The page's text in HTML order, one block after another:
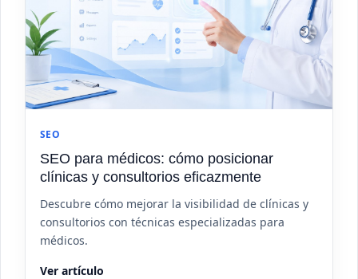
SEO
SEO para médicos: cómo posicionar
clínicas y consultorios eficazmente
Descubre cómo mejorar la visibilidad de clínicas y
consultorios con técnicas especializadas para
médicos.
Ver artículo